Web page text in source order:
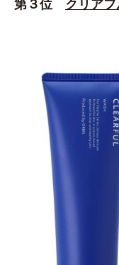
第３位 クリア